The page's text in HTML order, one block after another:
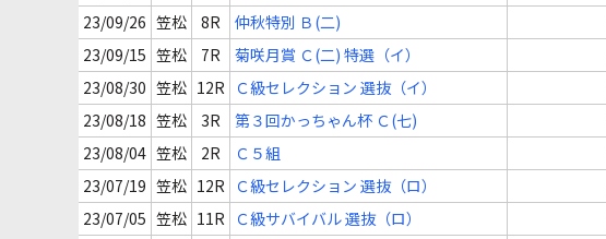
23/09/26 笠松 8R 仲秋特別 Ｂ(二)
23/09/15 笠松 7R 菊咲月賞 Ｃ(二) 特選（イ）
23/08/30 笠松 12R Ｃ級セレクション 選抜（イ）
23/08/18 笠松 3R 第３回かっちゃん杯 Ｃ(七)
23/08/04 笠松 2R Ｃ５組
23/07/19 笠松 12R Ｃ級セレクション 選抜（ロ）
23/07/05 笠松 11R Ｃ級サバイバル 選抜（ロ）